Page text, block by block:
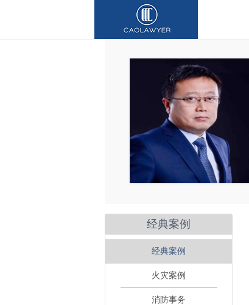
经典案例
经典案例
火灾案例
消防事务